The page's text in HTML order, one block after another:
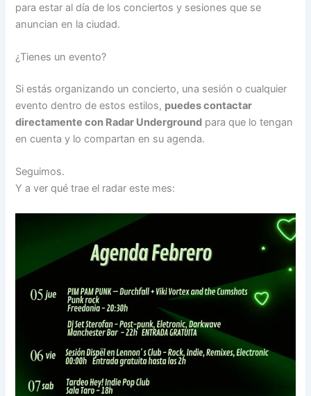
para estar al día de los conciertos y sesiones que se
anuncian en la ciudad.
¿Tienes un evento?
Si estás organizando un concierto, una sesión o cualquier
evento dentro de estos estilos, puedes contactar
directamente con Radar Underground para que lo tengan
en cuenta y lo compartan en su agenda.
Seguimos.
Y a ver qué trae el radar este mes: